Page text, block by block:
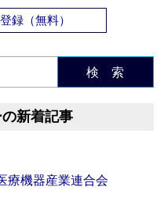
録（無料）
検 索
新着記事
機器産業連合会